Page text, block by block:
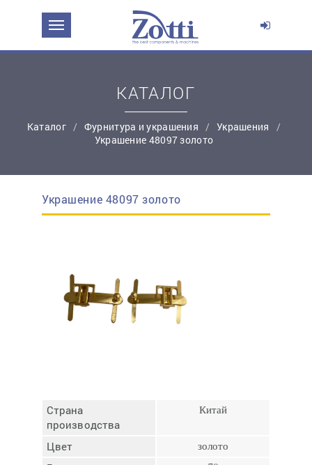
КАТАЛОГ
Каталог Фурнитура и украшения
Украшения
Украшение 48097 золото
Украшение 48097 золото
Страна
производства
Китай
Цвет золото
ЗАДАТЬ ВОПРОС О ПРОДУКТЕ
Эл. почта:
Контактный телефон:*